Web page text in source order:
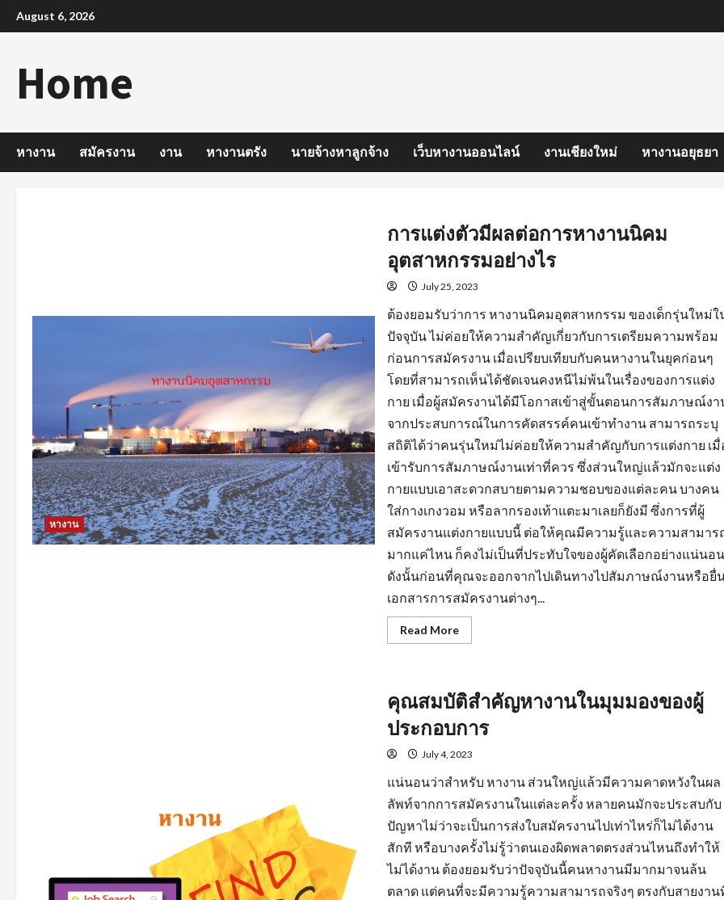
Skip
to
August 6, 2026
Home
หางาน สมัครงาน งาน หางานตรัง นายจ้างหาลูกจ้าง เว็บหางานออนไลน์ งานเชียงใหม่ หางานอยุธยา
หางาน
การแต่งตัวมีผลต่อการหางานนิคม
อุตสาหกรรมอย่างไร
July 25, 2023
ต้องยอมรับว่าการ หางานนิคมอุตสาหกรรม ของเด็กรุ่นใหม่ใ
ปัจจุบัน ไม่ค่อยให้ความสำคัญเกี่ยวกับการเตรียมความพร้อม
ก่อนการสมัครงาน เมื่อเปรียบเทียบกับคนหางานในยุคก่อนๆ
โดยที่สามารถเห็นได้ชัดเจนคงหนีไม่พ้นในเรื่องของการแต่ง
กาย เมื่อผู้สมัครงานได้มีโอกาสเข้าสู่ขั้นตอนการสัมภาษณ์งา
จากประสบการณ์ในการคัดสรรค์คนเข้าทำงาน สามารถระบุ
สถิติได้ว่าคนรุ่นใหม่ไม่ค่อยให้ความสำคัญกับการแต่งกาย เมื่
เข้ารับการสัมภาษณ์งานเท่าที่ควร ซึ่งส่วนใหญ่แล้วมักจะแต่ง
กายแบบเอาสะดวกสบายตามความชอบของแต่ละคน บางคน
ใส่กางเกงวอม หรือลากรองเท้าแตะมาเลยก็ยังมี ซึ่งการที่ผู้
สมัครงานแต่งกายแบบนี้ ต่อให้คุณมีความรู้และความสามาร
มากแค่ไหน ก็คงไม่เป็นที่ประทับใจของผู้คัดเลือกอย่างแน่นอน
ดังนั้นก่อนที่คุณจะออกจากไปเดินทางไปสัมภาษณ์งานหรือยื่
เอกสารการสมัครงานต่างๆ...
Read MoreRead
more
มี
ผล
การ
งาน
อุตสาหกรรม
อย่างไร
คุณสมบัติสำคัญหางานในมุมมองของผู้
ประกอบการ
July 4, 2023
แน่นอนว่าสำหรับ หางาน ส่วนใหญ่แล้วมีความคาดหวังในผล
ลัพท์จากการสมัครงานในแต่ละครั้ง หลายคนมักจะประสบกับ
ปัญหาไม่ว่าจะเป็นการส่งใบสมัครงานไปเท่าไหร่ก็ไม่ได้งาน
สักที หรือบางครั้งไม่รู้ว่าตนเองผิดพลาดตรงส่วนไหนถึงทำให้
ไม่ได้งาน ต้องยอมรับว่าปัจจุบันนี้คนหางานมีมากมาจนล้น
ตลาด แต่คนที่จะมีความรู้ความสามารถจริงๆ ตรงกับสายงาน